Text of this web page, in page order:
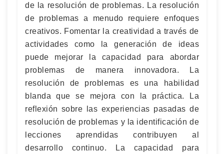
de la resolución de problemas. La resolución
de problemas a menudo requiere enfoques
creativos. Fomentar la creatividad a través de
actividades como la generación de ideas
puede mejorar la capacidad para abordar
problemas de manera innovadora. La
resolución de problemas es una habilidad
blanda que se mejora con la práctica. La
reflexión sobre las experiencias pasadas de
resolución de problemas y la identificación de
lecciones aprendidas contribuyen al
desarrollo continuo. La capacidad para